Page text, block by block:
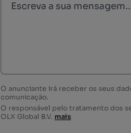
O anunciante irá receber os seus
comunicação.
O responsável pelo tratamento dos
OLX Global B.V. mais